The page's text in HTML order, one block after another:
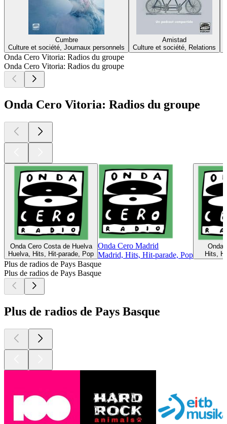
Cumbre
Culture et société, Journaux personnels
Amistad
Culture et société, Relations
Onda Cero Vitoria: Radios du groupe
Onda Cero Vitoria: Radios du groupe
Onda Cero Vitoria: Radios du groupe
Onda Cero Costa de Huelva
Huelva, Hits, Hit-parade, Pop
Onda Cero Madrid
Madrid, Hits, Hit-parade, Pop
Onda
Hits,
Plus de radios de Pays Basque
Plus de radios de Pays Basque
Plus de radios de Pays Basque